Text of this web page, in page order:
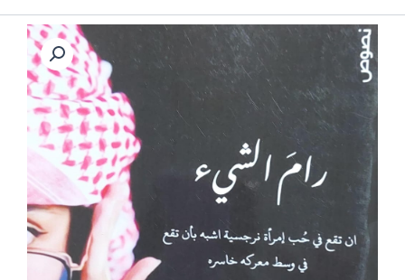
كمية
رامَ
الشيئ
(مرام
عبدالجبار